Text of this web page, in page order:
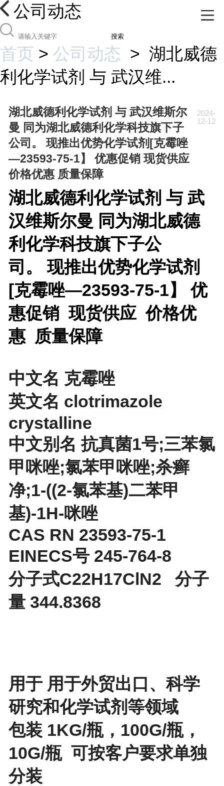
公司动态
搜索
首页 > 公司动态 > 湖北威德
利化学试剂 与 武汉维...
湖北威德利化学试剂 与 武汉维斯尔
曼 同为湖北威德利化学科技旗下子
公司。 现推出优势化学试剂[克霉唑
—23593-75-1】 优惠促销 现货供应
价格优惠 质量保障
2024-
12-12
湖北威德利化学试剂 与 武
汉维斯尔曼 同为湖北威德
利化学科技旗下子公
司。 现推出优势化学试剂
[克霉唑—23593-75-1】 优
惠促销 现货供应 价格优
惠 质量保障
中文名 克霉唑
英文名 clotrimazole
crystalline
中文别名 抗真菌1号;三苯氯
甲咪唑;氯苯甲咪唑;杀癣
净;1-((2-氯苯基)二苯甲
基)-1H-咪唑
CAS RN 23593-75-1
EINECS号 245-764-8
分子式C22H17ClN2 分子
量 344.8368
用于 用于外贸出口、科学
研究和化学试剂等领域
包装 1KG/瓶，100G/瓶，
10G/瓶 可按客户要求单独
分装